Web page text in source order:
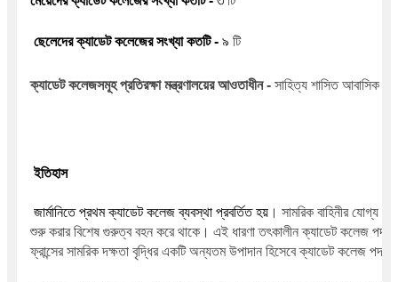
ছেলেদের ক্যাডেট কলেজের সংখ্যা কতটি - ৯ টি
ক্যাডেট কলেজসমূহ প্রতিরক্ষা মন্ত্রণালয়ের আওতাধীন - সাহিত্য শাসিত আবাসিক
ইতিহাস
জার্মানিতে প্রথম ক্যাডেট কলেজ ব্যবস্থা প্রবর্তিত হয়। সামরিক বাহিনীর যোগ্য
শুরু করার বিশেষ গুরুত্ব বহন করে থাকে। এই ধারণা তৎকালীন ক্যাডেট কলেজ
ফ্রান্সের সামরিক দক্ষতা বৃদ্ধির একটি অন্যতম উপাদান হিসেবে ক্যাডেট কলেজ